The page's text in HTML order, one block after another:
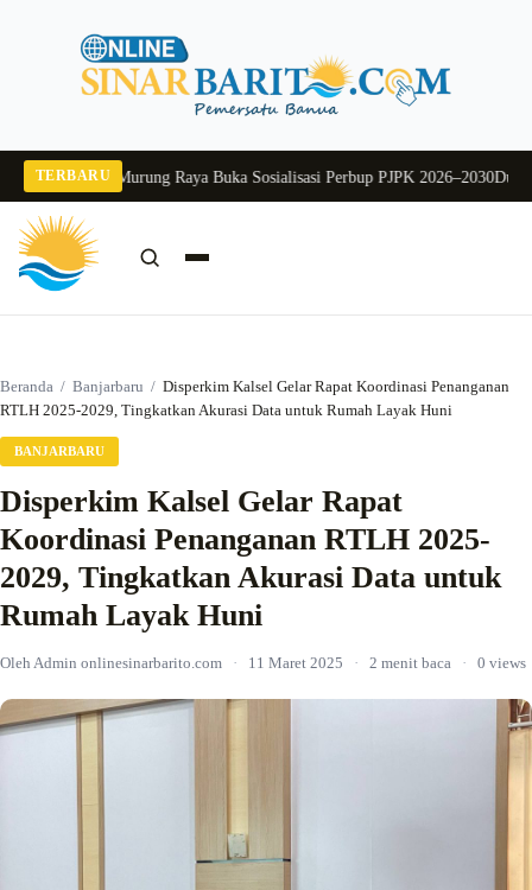
TERBARU
Pj Sekda Murung Raya Buka Sosialisasi Perbup PJPK 2026–2030Dukung
Beranda / Banjarbaru / Disperkim Kalsel Gelar Rapat Koordinasi Penanganan
RTLH 2025-2029, Tingkatkan Akurasi Data untuk Rumah Layak Huni
BANJARBARU
Disperkim Kalsel Gelar Rapat
Koordinasi Penanganan RTLH 2025-
2029, Tingkatkan Akurasi Data untuk
Rumah Layak Huni
Oleh Admin onlinesinarbarito.com · 11 Maret 2025 · 2 menit baca · 0 views